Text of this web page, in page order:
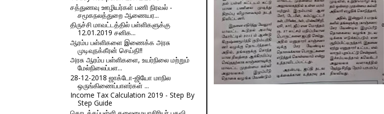
சத்துணவு ஊழியர்கள் பணி நிரவல் -
சமூகநலத்துறை ஆணையர...
திருச்சி மாவட்டத்தில் பள்ளிகளுக்கு
12.01.2019 சனிக...
ஆரம்ப பள்ளிகளை இணைக்க அரசு
முடிவுநக்கீரன் செய்தி!!
அரசு ஆரம்ப பள்ளிகளை, உயர்நிலை மற்றும்
மேல்நிலைப்பள...
28-12-2018 ஜாக்டோ-ஜியோ மாநில
ஒருங்கிணைப்பாளர்கள் ...
Income Tax Calculation 2019 - Step By
Step Guide